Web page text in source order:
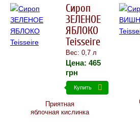
Сироп
ЗЕЛЕНОЕ
ЯБЛОКО
Teisseire
Вес: 0,7 л
Цена: 465
грн
Купить
Приятная
яблочная кислинка